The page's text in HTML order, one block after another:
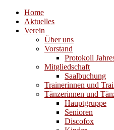
Home
Aktuelles
Verein
Über uns
Vorstand
Protokoll
Mitgliedschaft
Saalbuchung
Trainerinnen und
Tänzerinnen und
Hauptgruppe
Senioren
Discofox